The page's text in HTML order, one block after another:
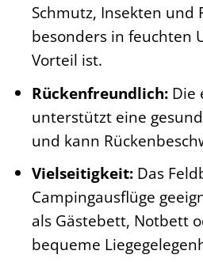
Schmutz, Insekten und
besonders in feuchten
Vorteil ist.
Rückenfreundlich:Die
unterstützt eine
und kann
Vielseitigkeit:Das
Campingausflüge
als Gästebett, Notbett
bequeme